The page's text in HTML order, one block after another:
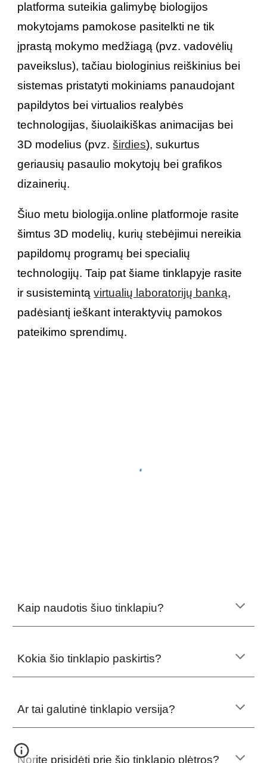
platforma suteikia galimybę biologijos
mokytojams pamokose pasitelkti ne tik
įprastą mokymo medžiagą (pvz. vadovėlių
paveikslus), tačiau biologinius reiškinius bei
sistemas pristatyti mokiniams panaudojant
papildytos bei virtualios realybės
technologijas, šiuolaikiškas animacijas bei
3D modelius (pvz.širdies), sukurtus
geriausių pasaulio mokytojų bei grafikos
dizainerių.
Šiuo metu biologija.online platformoje rasite
šimtus 3D modelių, kurių stebėjimui nereikia
papildomų programų bei specialių
technologijų. Taip pat šiame tinklapyje rasite
ir susistemintąvirtualių laboratorijų banką,
padėsiantį ieškant interaktyvių pamokos
pateikimo sprendimų.
Kaip naudotis šiuo tinklapiu?
Kokia šio tinklapio paskirtis?
Ar tai galutinė tinklapio versija?
Norite prisidėti prie šio tinklapio plėtros?